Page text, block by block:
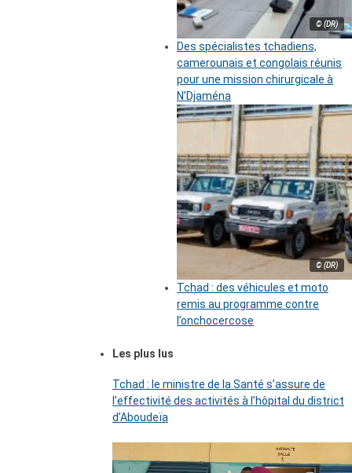
© (DR)
Des spécialistes tchadiens,
camerounais et congolais réunis
pour une mission chirurgicale à
N’Djaména
© (DR)
Tchad : des véhicules et moto
remis au programme contre
l’onchocercose
Les plus lus
Tchad : le ministre de la Santé s’assure de
l’effectivité des activités à l’hôpital du district
d’Aboudeïa